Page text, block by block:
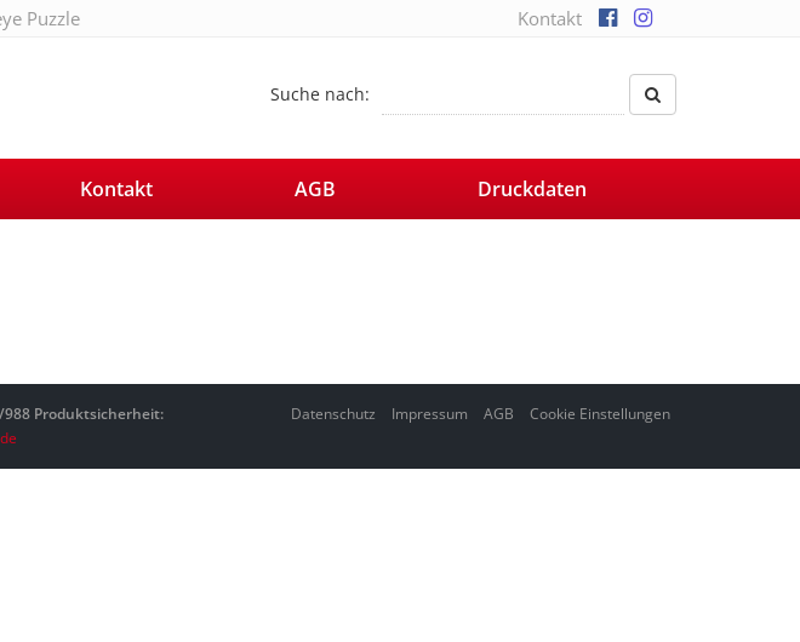
Puzzle Kontakt
Suche nach:
Kontakt AGB Druckdaten
988 Produktsicherheit:
Datenschutz Impressum AGB Cookie Einstellungen